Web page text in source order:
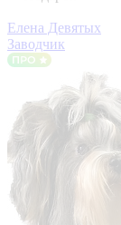
Елена Девятых
Заводчик